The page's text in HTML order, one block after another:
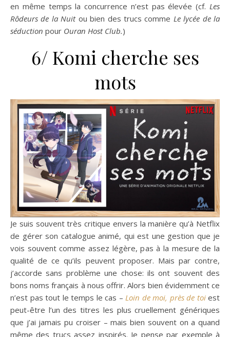
en même temps la concurrence n’est pas élevée (cf. Les
Rôdeurs de la Nuitou bien des trucs comme Le lycée de la
séduction pour Ouran Host Club.)
6/ Komi cherche ses
mots
Je suis souvent très critique envers la manière qu’à Netflix
de gérer son catalogue animé, qui est une gestion que je
vois souvent comme assez légère, pas à la mesure de la
qualité de ce qu’ils peuvent proposer. Mais par contre,
j’accorde sans problème une chose: ils ont souvent des
bons noms français à nous offrir. Alors bien évidemment ce
n’est pas tout le temps le cas – Loin de moi, près de toiest
peut-être l’un des titres les plus cruellement génériques
que j’ai jamais pu croiser – mais bien souvent on a quand
même des trucs assez inspirés. Je pense par exemple à